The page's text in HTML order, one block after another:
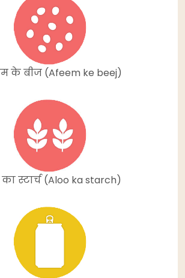
के बीज (Afeem ke beej)
स्टार्च (Aloo ka starch)